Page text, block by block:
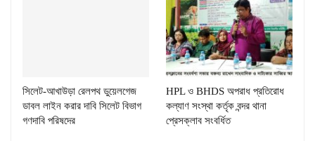
সিলেট-আখাউড়া রেলপথ ডুয়েলগেজ
ডাবল লাইন করার দাবি সিলেট বিভাগ
গণদাবি পরিষদের
HPL ও BHDS অপরাধ প্রতিরোধ
কল্যাণ সংস্থা কর্তৃক বন্দর থানা
প্রেসক্লাব সংবর্ধিত